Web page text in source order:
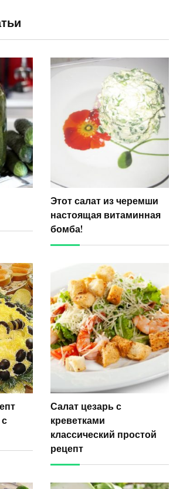
Этот салат из черемши
настоящая витаминная
бомба!
Салат цезарь с
креветками
классический простой
рецепт